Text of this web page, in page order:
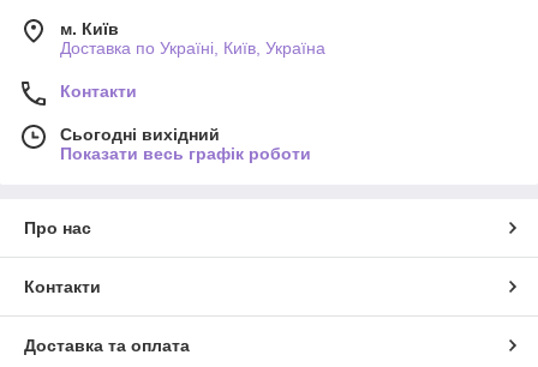
м. Київ
Доставка по Україні, Київ, Україна
Контакти
Сьогодні вихідний
Показати весь графік роботи
Про нас
Контакти
Доставка та оплата